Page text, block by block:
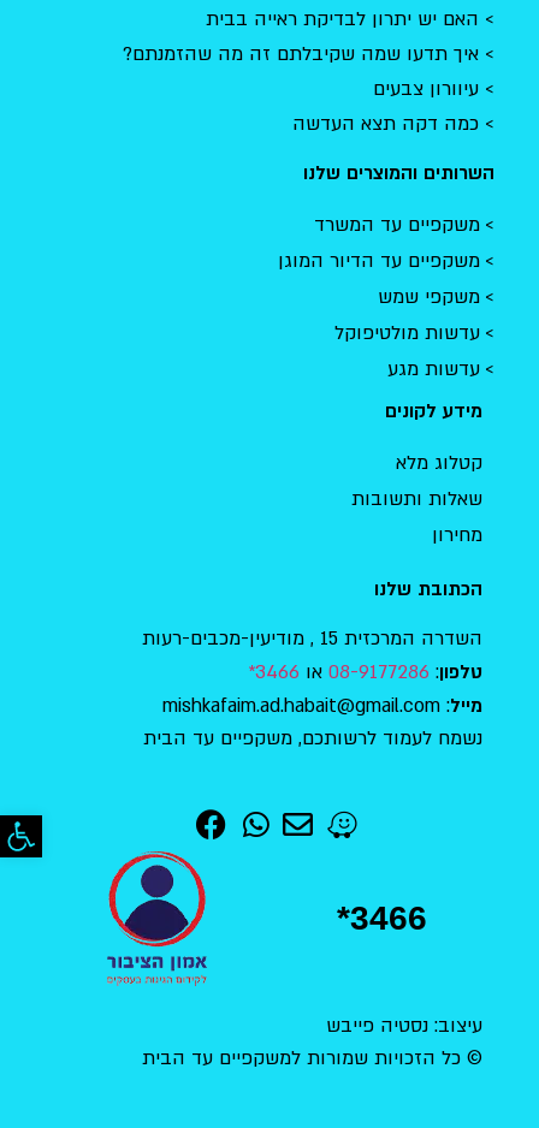
האם יש יתרון לבדיקת ראייה בבית
איך תדעו שמה שקיבלתם זה מה שהזמנתם?
עיוורון צבעים
כמה דקה תצא העדשה
השרותים והמוצרים שלנו
משקפיים עד המשרד
משקפיים עד הדיור המוגן
משקפי שמש
עדשות מולטיפוקל
עדשות מגע
מידע לקונים
קטלוג מלא
שאלות ותשובות
מחירון
הכתובת שלנו
השדרה המרכזית 15 , מודיעין-מכבים-רעות
טלפון:
08-9177286 או 3466*
מייל: mishkafaim.ad.habait@gmail.com
נשמח לעמוד לרשותכם, משקפיים עד הבית
*3466
עיצוב: נסטיה פייבש
© כל הזכויות שמורות למשקפיים עד הבית
פתח